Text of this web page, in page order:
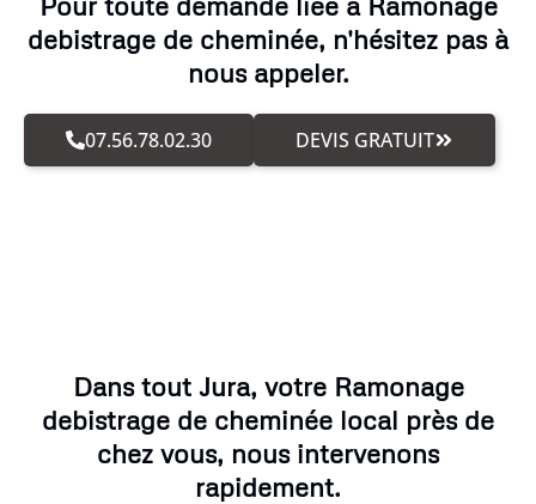
debistrage de cheminée, n'hésitez pas à
nous appeler.
07.56.78.02.30 DEVIS GRATUIT
Dans tout Jura, votre Ramonage
debistrage de cheminée local près de
chez vous, nous intervenons
rapidement.